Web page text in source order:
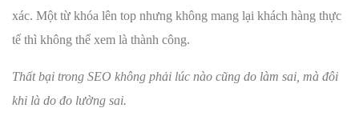
xác. Một từ khóa lên top nhưng không mang lại khách hàng thực
tế thì không thể xem là thành công.
Thất bại trong SEO không phải lúc nào cũng do làm sai, mà đôi
khi là do đo lường sai.